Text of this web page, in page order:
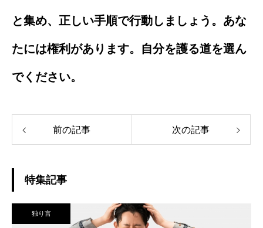
と集め、正しい手順で行動しましょう。あな
たには権利があります。自分を護る道を選ん
でください。
前の記事 次の記事
特集記事
独り言